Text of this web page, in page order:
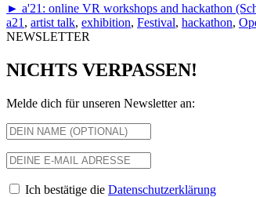
► a'21: online VR workshops and hackathon
a21 , artist talk, exhibition, Festival, hackathon,
NEWSLETTER
NICHTS VERPASSEN!
Melde dich für unseren Newsletter an:
Ich bestätige die Datenschutzerklärung